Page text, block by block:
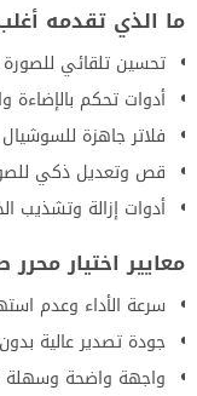
ما الذي تقدمه
تحسين تلقائي
أدوات تحكم بالإضاءة
فلاتر جاهزة للسوشيال
قص وتعديل ذكي
أدوات إزالة وتشذيب
معايير اختيار
سرعة الأداء وعدم
جودة تصدير عالية
واجهة واضحة وسهلة